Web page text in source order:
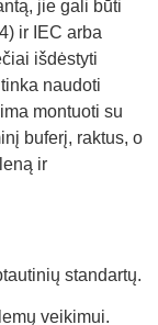
jie gali būti
ir IEC arba
išdėstyti
naudoti
montuoti su
buferį, raktus, o
ir
standartų.
veikimui.